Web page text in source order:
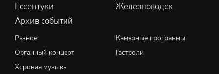
Ессентуки
Железноводск
Архив событий
Разное
Камерные программы
Органный концерт
Гастроли
Хоровая музыка